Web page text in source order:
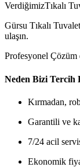
VerdiğimizTıkalı
Gürsu Tıkalı
ulaşın.
Profesyonel Çözüm
Neden Bizi Tercih
Kırmadan,
Garantili ve
7/24 acil
Ekonomik